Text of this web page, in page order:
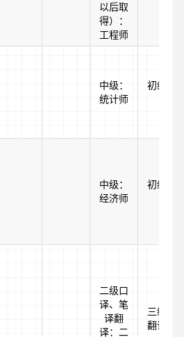
以后取
得）：
工程师
中级：
统计师
初级：
中级：
经济师
初级：
二级口
译、笔
译翻
译：二
三级口
翻译：